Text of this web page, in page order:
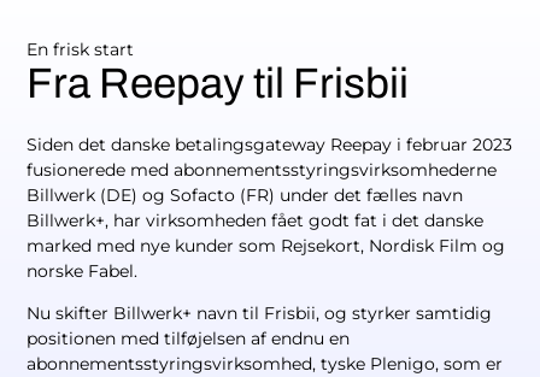
En frisk start
Fra Reepay til Frisbii
Siden det danske betalingsgateway Reepay i februar 2023
fusionerede med abonnementsstyringsvirksomhederne
Billwerk (DE) og Sofacto (FR) under det fælles navn
Billwerk+, har virksomheden fået godt fat i det danske
marked med nye kunder som Rejsekort, Nordisk Film og
norske Fabel.
Nu skifter Billwerk+ navn til Frisbii, og styrker samtidig
positionen med tilføjelsen af endnu en
abonnementsstyringsvirksomhed, tyske Plenigo, som er